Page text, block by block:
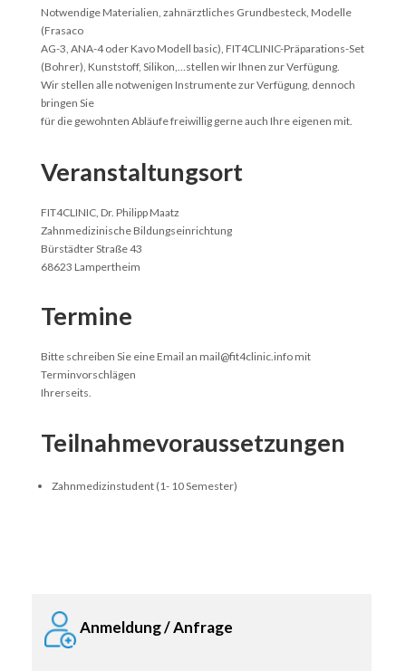
Notwendige Materialien, zahnärztliches Grundbesteck, Modelle
(Frasaco
AG-3, ANA-4 oder Kavo Modell basic), FIT4CLINIC-Präparations-Set
(Bohrer), Kunststoff, Silikon,…stellen wir Ihnen zur Verfügung.
Wir stellen alle notwenigen Instrumente zur Verfügung, dennoch
bringen Sie
für die gewohnten Abläufe freiwillig gerne auch Ihre eigenen mit.
Veranstaltungsort
FIT4CLINIC, Dr. Philipp Maatz
Zahnmedizinische Bildungseinrichtung
Bürstädter Straße 43
68623 Lampertheim
Termine
Bitte schreiben Sie eine Email an mail@fit4clinic.info mit
Terminvorschlägen
Ihrerseits.
Teilnahmevoraussetzungen
Zahnmedizinstudent (1- 10 Semester)
Anmeldung / Anfrage